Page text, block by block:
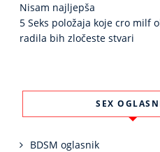
Nisam najljepša
5 Seks položaja koje cro milf
radila bih zločeste stvari
SEX
BDSM oglasnik